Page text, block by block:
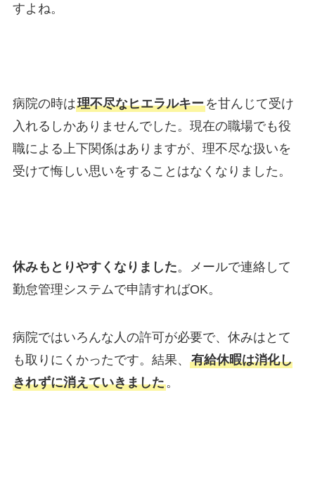
すよね。
病院の時は理不尽なヒエラルキーを甘んじて受け
入れるしかありませんでした。現在の職場でも役
職による上下関係はありますが、理不尽な扱いを
受けて悔しい思いをすることはなくなりました。
休みもとりやすくなりました。メールで連絡して
勤怠管理システムで申請すればOK。
病院ではいろんな人の許可が必要で、休みはとて
も取りにくかったです。結果、 有給休暇は消化し
きれずに消えていきました。